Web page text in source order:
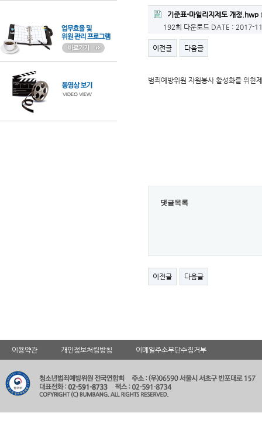
기준표-마일리지제도 개정.hwp
192회 다운로드 DATE : 2017-
이전글 다음글
범죄예방위원 자원봉사 활성화를 위한
댓글목록
이전글 다음글
이용약관 개인정보처림방침 이메일주소무단수집거부